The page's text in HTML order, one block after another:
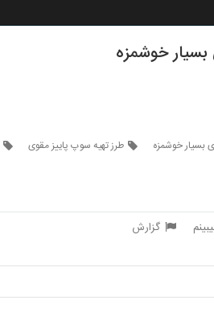
بسیار خوشمزه
بسیار خوشمزه طرز تهیه سوپ پاییز مقوی
گزارش